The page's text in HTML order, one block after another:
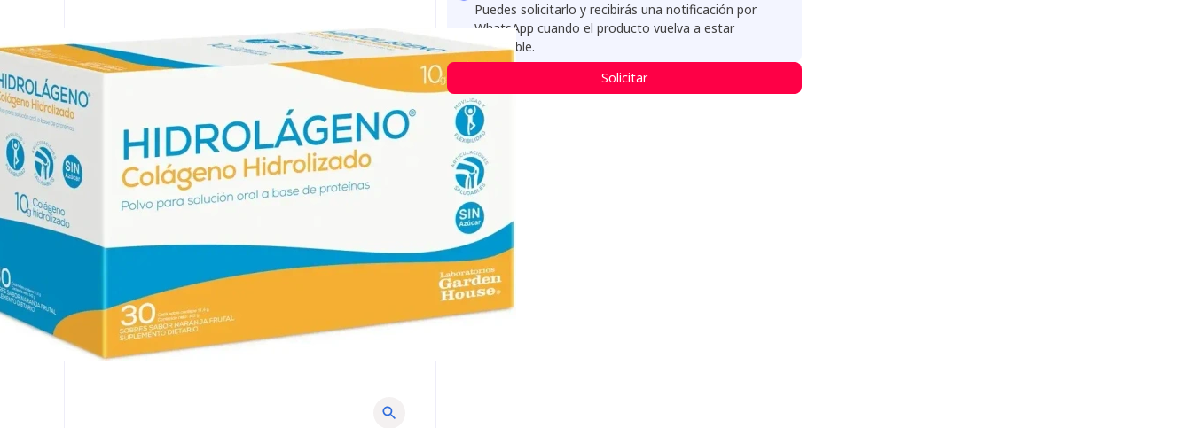
Puedes solicitarlo y recibirás una notificación por
WhatsApp cuando el producto vuelva a estar
disponible.
Solicitar